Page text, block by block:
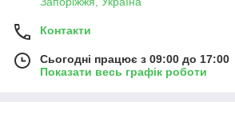
Контакти
Сьогодні працює з 09:00 до 17:00
Показати весь графік роботи